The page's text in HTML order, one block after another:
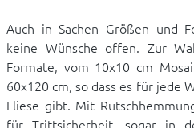
Auch in Sachen Größen und
keine Wünsche offen. Zur
Formate, vom 10x10 cm
60x120 cm, so dass es für jede
Fliese gibt. Mit
für Trittsicherheit, sogar in